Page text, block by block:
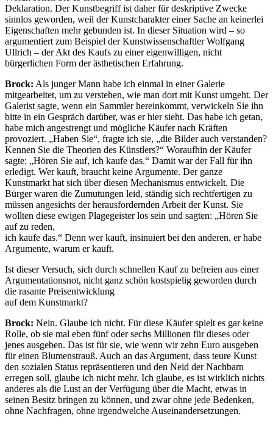
Deklaration. Der Kunstbegriff ist daher für deskriptive Zwecke
sinnlos geworden, weil der Kunstcharakter einer Sache an keinerlei
Eigenschaften mehr gebunden ist. In dieser Situation wird – so
argumentiert zum Beispiel der Kunstwissenschaftler Wolfgang
Ullrich – der Akt des Kaufs zu einer eigenwilligen, nicht
bürgerlichen Form der ästhetischen Erfahrung.
Brock: Als junger Mann habe ich einmal in einer Galerie
mitgearbeitet, um zu verstehen, wie man dort mit Kunst umgeht. Der
Galerist sagte, wenn ein Sammler hereinkommt, verwickeln Sie ihn
bitte in ein Gespräch darüber, was er hier sieht. Das habe ich getan,
habe mich angestrengt und mögliche Käufer nach Kräften
provoziert. „Haben Sie“, fragte ich sie, „die Bilder auch verstanden?
Kennen Sie die Theorien des Künstlers?“ Woraufhin der Käufer
sagte: „Hören Sie auf, ich kaufe das.“ Damit war der Fall für ihn
erledigt. Wer kauft, braucht keine Argumente. Der ganze
Kunstmarkt hat sich über diesen Mechanismus entwickelt. Die
Bürger waren die Zumutungen leid, ständig sich rechtfertigen zu
müssen angesichts der herausfordernden Arbeit der Kunst. Sie
wollten diese ewigen Plagegeister los sein und sagten: „Hören Sie
auf zu reden,
ich kaufe das.“ Denn wer kauft, insinuiert bei den anderen, er habe
Argumente, warum er kauft.
Ist dieser Versuch, sich durch schnellen Kauf zu befreien aus einer
Argumentationsnot, nicht ganz schön kostspielig geworden durch
die rasante Preisentwicklung
auf dem Kunstmarkt?
Brock: Nein. Glaube ich nicht. Für diese Käufer spielt es gar keine
Rolle, ob sie mal eben fünf oder sechs Millionen für dieses oder
jenes ausgeben. Das ist für sie, wie wenn wir zehn Euro ausgeben
für einen Blumenstrauß. Auch an das Argument, dass teure Kunst
den sozialen Status repräsentieren und den Neid der Nachbarn
erregen soll, glaube ich nicht mehr. Ich glaube, es ist wirklich nichts
anderes als die Lust an der Verfügung über die Macht, etwas in
seinen Besitz bringen zu können, und zwar ohne jede Bedenken,
ohne Nachfragen, ohne irgendwelche Auseinandersetzungen.